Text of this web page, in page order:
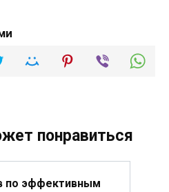
понравиться
по эффективным